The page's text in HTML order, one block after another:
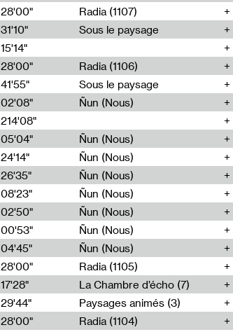
28'00"
Radia (1107)
31'10"
Sous le paysage
15'14"
28'00"
Radia (1106)
41'55"
Sous le paysage
02'08"
Ñun (Nous)
214'08"
05'04"
Ñun (Nous)
24'14"
Ñun (Nous)
26'35"
Ñun (Nous)
08'23"
Ñun (Nous)
02'50"
Ñun (Nous)
00'53"
Ñun (Nous)
04'45"
Ñun (Nous)
28'00"
Radia (1105)
17'28"
La Chambre d’écho (7)
29'44"
Paysages animés (3)
28'00"
Radia (1104)